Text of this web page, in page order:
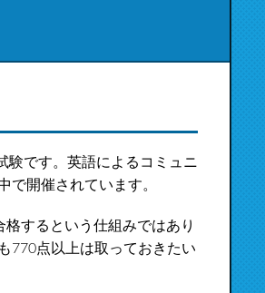
験です。英語によるコミュニ
で開催されています。
するという仕組みではあり
770点以上は取っておきたい